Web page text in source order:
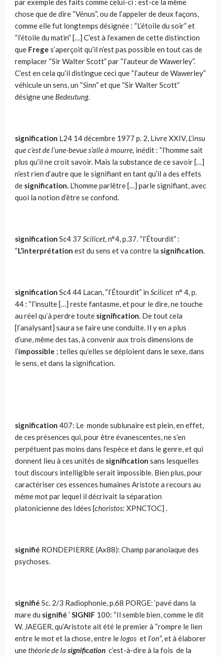
par exemple des faits comme celui-ci : est-ce la même
chose que de dire “Vénus”, ou de l’appeler de deux façons,
comme elle fut longtemps dé­signée : “L’étoile du soir” et
“l’étoile du matin” […] C’est à l’examen de cette distinction
que Frege s’aperçoit qu’il n’est pas possible en tout cas de
remplacer “Sir Walter Scott” par “l’auteur de Wawerley”.
C’est en cela qu’il distingue ceci que “l’auteur de Wawerley”
véhicule un sens, un “Sinn” et que “Sir Walter Scott”
désigne une Bedeutung.
signification L24 14 décembre 1977 p. 2, Livre XXIV, L’insu
que c’est de l’une-bevue s’aile à mourre, in­édit : “l’homme sait
plus qu’il ne croit savoir. Mais la substance de ce savoir […]
n’est rien d’autre que le signifiant en tant qu’il a des effets
de signi­fication. L’homme parlêtre […] parle signifiant, avec
quoi la notion d’être se confond.
signification Sc4 37 Scilicet, n°4, p.37. “l’Étourdit” :
“L’interprétation est du sens et va contre la signification.
signification Sc4 44 Lacan, “l’Étourdit” in Scilicetn° 4, p.
44 : “l’insulte […] reste fantasme, et pour le dire, ne touche
au réel qu’à per­dre toute signification. De tout cela
[l’analysant] saura se faire une con­duite. Il y en a plus
d’une, même des tas, à convenir aux trois dimen­sions de
l’impossible ; telles qu’elles se déploient dans le sexe, dans
le sens, et dans la signification.
signification 407: Le monde sublunaire est plein, en effet,
de ces présences qui, pour être évanescentes, ne s’en
perpétuent pas moins dans l’espèce et dans le genre, et qui
donnent lieu à ces unités de signification sans lesquelles
tout discours intelligible serait impossible. Bien plus, pour
caractériser ces essences humaines Aristote a recours au
même mot par lequel il décrivait la séparation
platonicienne des Idées [choristos: XPNCTOC] .
signifié RONDEPIERRE (Ax88): Champ paranoïaque des
psychoses.
signifié Sc. 2/3 Radiophonie, p.68 PORGE: ‘pavé dans la
mare du signifié ’ SIGNIF 100: “Il semble bien, comme le dit
W. JAEGER, qu’Aristote ait été le premier à “rompre le lien
entre le mot et la chose, entre lelogos et l’on“, et à élaborer
unethéorie de la signification c’est-à-dire à la fois de la